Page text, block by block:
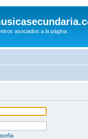
asociados a la página.